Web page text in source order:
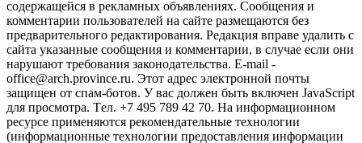
содержащейся в рекламных объявлениях. Сообщения и
комментарии пользователей на сайте размещаются без
предварительного редактирования. Редакция вправе удалить с
сайта указанные сообщения и комментарии, в случае если они
нарушают требования законодательства. E-mail -
office@arch.province.ru. Этот адрес электронной почты
защищен от спам-ботов. У вас должен быть включен JavaScript
для просмотра. Tел. +7 495 789 42 70. На информационном
ресурсе применяются рекомендательные технологии
(информационные технологии предоставления информации